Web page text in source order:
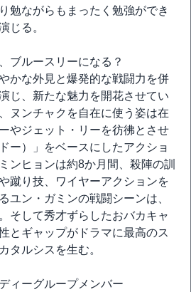
勉ながらもまったく勉強ができ
じる。
ブルースリーになる？
かな外見と爆発的な戦闘力を併
じ、新たな魅力を開花させてい
ヌンチャクを自在に使う姿は在
やジェット・リーを彷彿とさせ
ー）」をベースにしたアクショ
ンヒョンは約8か月間、殺陣の訓
蹴り技、ワイヤーアクションを
ユン・ガミンの戦闘シーンは、
そして秀才ずらしたおバカキャ
とギャップがドラマに最高のス
タルシスを生む。
ィーグループメンバー